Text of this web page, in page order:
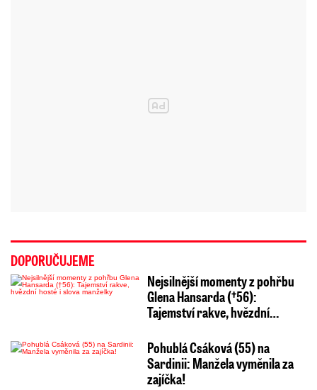
DOPORUČUJEME
Nejsilnější momenty z pohřbu
Glena Hansarda (†56):
Tajemství rakve, hvězdní…
Pohublá Csáková (55) na
Sardinii: Manžela vyměnila za
zajíčka!